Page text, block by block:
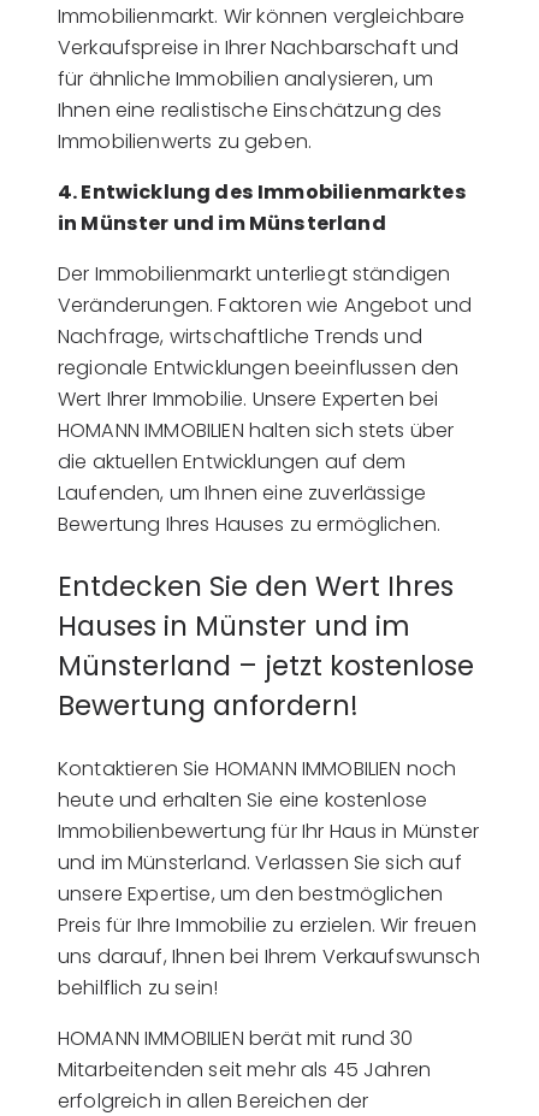
Immobilienmarkt. Wir können vergleichbare
Verkaufspreise in Ihrer Nachbarschaft und
für ähnliche Immobilien analysieren, um
Ihnen eine realistische Einschätzung des
Immobilienwerts zu geben.
4. Entwicklung des Immobilienmarktes
in Münster und im Münsterland
Der Immobilienmarkt unterliegt ständigen
Veränderungen. Faktoren wie Angebot und
Nachfrage, wirtschaftliche Trends und
regionale Entwicklungen beeinflussen den
Wert Ihrer Immobilie. Unsere Experten bei
HOMANN IMMOBILIEN halten sich stets über
die aktuellen Entwicklungen auf dem
Laufenden, um Ihnen eine zuverlässige
Bewertung Ihres Hauses zu ermöglichen.
Entdecken Sie den Wert Ihres
Hauses in Münster und im
Münsterland – jetzt kostenlose
Bewertung anfordern!
Kontaktieren Sie HOMANN IMMOBILIEN noch
heute und erhalten Sie eine kostenlose
Immobilienbewertung für Ihr Haus in Münster
und im Münsterland. Verlassen Sie sich auf
unsere Expertise, um den bestmöglichen
Preis für Ihre Immobilie zu erzielen. Wir freuen
uns darauf, Ihnen bei Ihrem Verkaufswunsch
behilflich zu sein!
HOMANN IMMOBILIEN berät mit rund 30
Mitarbeitenden seit mehr als 45 Jahren
erfolgreich in allen Bereichen der